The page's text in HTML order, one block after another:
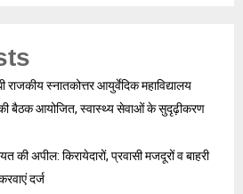
स्नातकोत्तर आयुर्वेदिक महाविद्यालय
की बैठक आयोजित, स्वास्थ्य सेवाओं के सुदृढ़ीकरण
अपील: किरायेदारों, प्रवासी मजदूरों व बाहरी
दर्ज